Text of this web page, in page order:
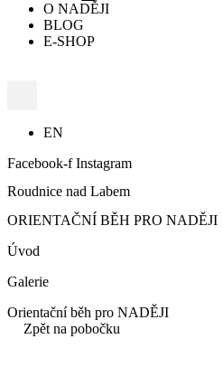
O NADĚJI
BLOG
E-SHOP
EN
Facebook-f Instagram
Roudnice nad Labem
ORIENTAČNÍ BĚH PRO NADĚJI
Úvod
Galerie
Orientační běh pro NADĚJI
Zpět na pobočku